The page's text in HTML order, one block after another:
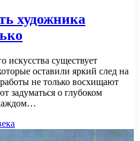
художника
искусства существует
оставили яркий след на
не только восхищают
задуматься о глубоком